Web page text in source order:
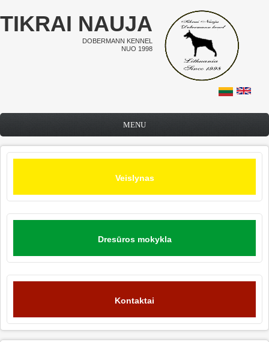
Pereiti į pagrindinį turinį
TIKRAI NAUJA
DOBERMANN KENNEL
NUO 1998
MENU
Veislynas
Dresūros mokykla
Kontaktai